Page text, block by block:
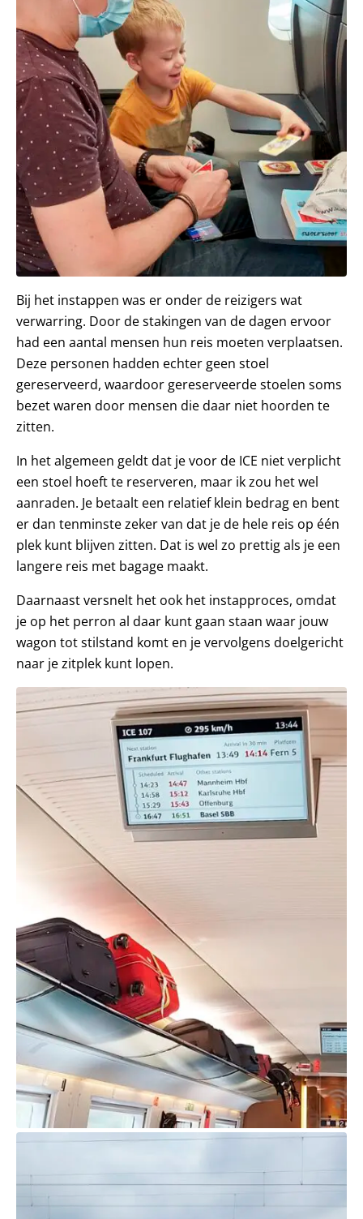
Bij het instappen was er onder de reizigers wat
verwarring. Door de stakingen van de dagen ervoor
had een aantal mensen hun reis moeten verplaatsen.
Deze personen hadden echter geen stoel
gereserveerd, waardoor gereserveerde stoelen soms
bezet waren door mensen die daar niet hoorden te
zitten.
In het algemeen geldt dat je voor de ICE niet verplicht
een stoel hoeft te reserveren, maar ik zou het wel
aanraden. Je betaalt een relatief klein bedrag en bent
er dan tenminste zeker van dat je de hele reis op één
plek kunt blijven zitten. Dat is wel zo prettig als je een
langere reis met bagage maakt.
Daarnaast versnelt het ook het instapproces, omdat
je op het perron al daar kunt gaan staan waar jouw
wagon tot stilstand komt en je vervolgens doelgericht
naar je zitplek kunt lopen.